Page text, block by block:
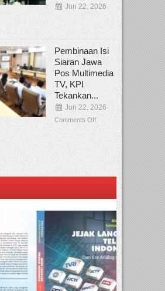
Jun 22, 2026
Pembinaan Isi
Siaran Jawa
Pos Multimedia
TV, KPI
Tekankan...
Jun 22, 2026
Comments Off